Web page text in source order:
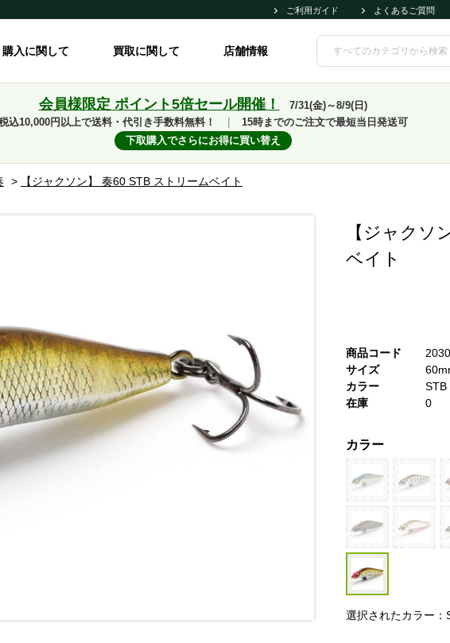
ご利用ガイド よくあるご質問
入に関して 買取に関して 店舗情報
会員様限定 ポイント5倍セール開催！
7/31(金)～8/9(日)
込10,000円以上で送料・代引き手数料無料！
15時までのご注文で最短当日発送可
下取購入でさらにお得に買い替え
> 【ジャクソン】 奏60 STB ストリームベイト
【ジャクソ
ベイト
商品コード
サイズ
カラー
STB
在庫
0
カラー
選択されたカラー：